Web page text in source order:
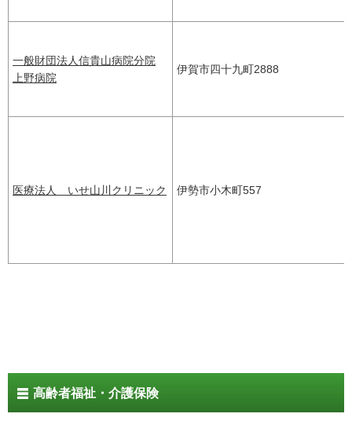
一般財団法人信貴山病院分院
上野病院
伊賀市四十九町2888
医療法人 いせ山川クリニック 伊勢市小木町557
高齢者福祉・介護保険